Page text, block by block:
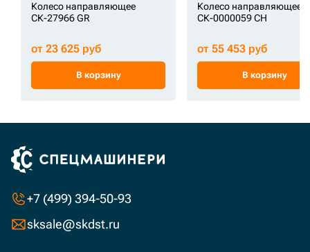
Колесо направляющее
СК-27966 GR
от 23 625 руб
В корзину
Колесо направляющее
СК-0000059 CH
от 55 453 руб
В корзину
+7 (499) 394-50-93
sksale@skdst.ru